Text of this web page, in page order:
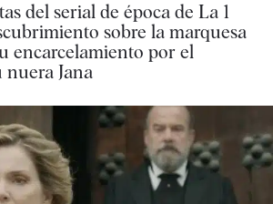
del serial de época de La 1
sobre la marquesa
encarcelamiento por el
nuera Jana